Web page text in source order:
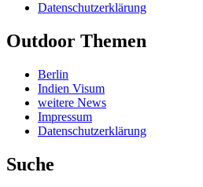
Datenschutzerklärung
Outdoor Themen
Berlin
Indien Visum
weitere News
Impressum
Datenschutzerklärung
Suche